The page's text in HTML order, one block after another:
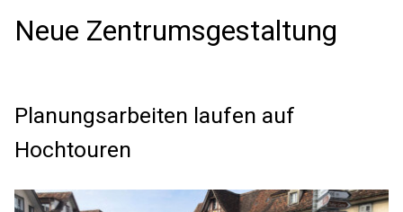
Neue Zentrumsgestaltung
Planungsarbeiten laufen auf
Hochtouren